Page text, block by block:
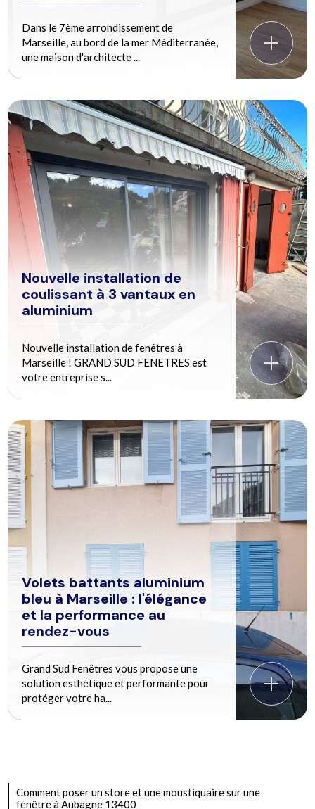
Dans le 7ème arrondissement de
Marseille, au bord de la mer Méditerranée,
une maison d'architecte ...
Nouvelle installation de
coulissant à 3 vantaux en
aluminium
Nouvelle installation de fenêtres à
Marseille ! GRAND SUD FENETRES est
votre entreprise s...
Volets battants aluminium
bleu à Marseille : l'élégance
et la performance au
rendez-vous
Grand Sud Fenêtres vous propose une
solution esthétique et performante pour
protéger votre ha...
Comment poser un store et une moustiquaire sur une
fenêtre à Aubagne 13400